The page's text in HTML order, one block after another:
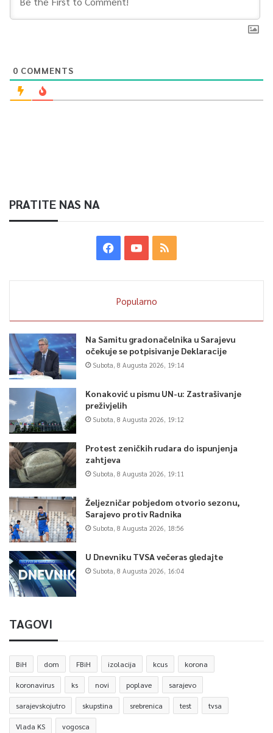
0 COMMENTS
PRATITE NAS NA
Popularno
Na Samitu gradonačelnika u Sarajevu
očekuje se potpisivanje Deklaracije
Subota, 8 Augusta 2026, 19:14
Konaković u pismu UN-u: Zastrašivanje
preživjelih
Subota, 8 Augusta 2026, 19:12
Protest zeničkih rudara do ispunjenja
zahtjeva
Subota, 8 Augusta 2026, 19:11
Željezničar pobjedom otvorio sezonu,
Sarajevo protiv Radnika
Subota, 8 Augusta 2026, 18:56
U Dnevniku TVSA večeras gledajte
Subota, 8 Augusta 2026, 16:04
TAGOVI
BiH dom FBiH izolacija kcus korona
koronavirus ks novi poplave sarajevo
sarajevskojutro skupstina srebrenica test tvsa
Vlada KS vogosca